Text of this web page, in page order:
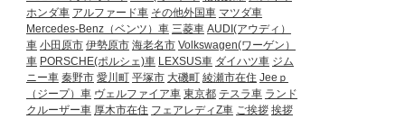
ホンダ車 アルファード車 その他外国車 マツダ車
Mercedes-Benz（ベンツ）車 三菱車 AUDI(アウディ）
車 小田原市 伊勢原市 海老名市 Volkswagen(ワーゲン）
車 PORSCHE(ポルシェ)車 LEXSUS車 ダイハツ車 ジム
ニー車 秦野市 愛川町 平塚市 大磯町 綾瀬市在住 Jeeｐ
（ジープ）車 ヴェルファイア車 東京都 テスラ車 ランド
クルーザー車 厚木市在住 フェアレディZ車 ご挨拶 挨拶